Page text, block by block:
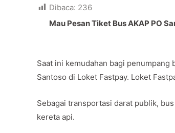
Dibaca: 236
Mau Pesan Tiket Bus AKAP PO
Saat ini kemudahan bagi penumpang
Santoso di Loket Fastpay. Loket
Sebagai transportasi darat publik,
kereta api.